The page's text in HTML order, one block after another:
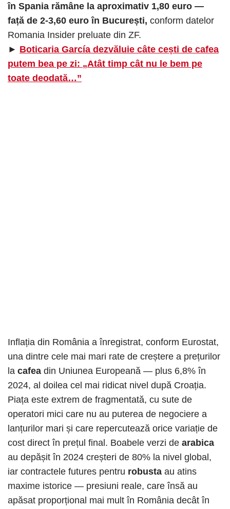
în Spania rămâne la aproximativ 1,80 euro —
față de 2-3,60 euro în București, conform datelor
Romania Insider preluate din ZF.
► Boticaria García dezvăluie câte cești de cafea
putem bea pe zi: „Atât timp cât nu le bem pe
toate deodată…”
Inflația din România a înregistrat, conform Eurostat,
una dintre cele mai mari rate de creștere a prețurilor
la cafea din Uniunea Europeană — plus 6,8% în
2024, al doilea cel mai ridicat nivel după Croația.
Piața este extrem de fragmentată, cu sute de
operatori mici care nu au puterea de negociere a
lanțurilor mari și care repercutează orice variație de
cost direct în prețul final. Boabele verzi de arabica
au depășit în 2024 creșteri de 80% la nivel global,
iar contractele futures pentru robusta au atins
maxime istorice — presiuni reale, care însă au
apăsat proporțional mai mult în România decât în